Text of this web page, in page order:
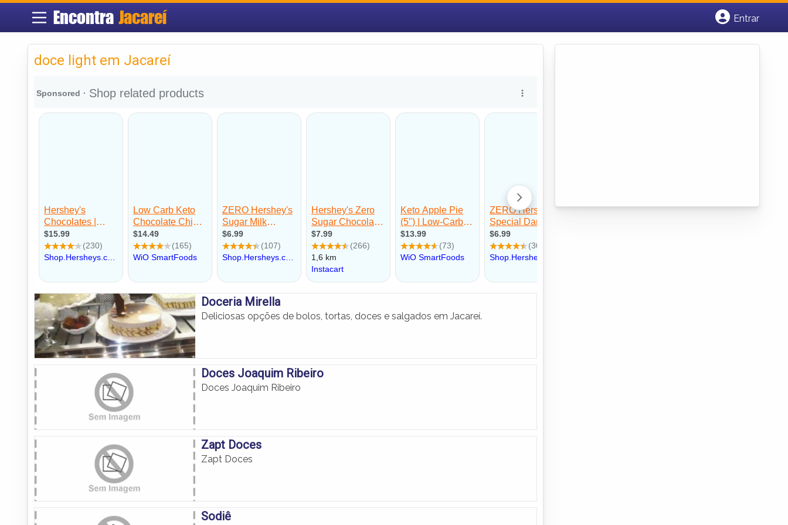
Encontra Jacareí
Entrar
doce light em Jacareí
Doceria Mirella
Deliciosas opções de bolos, tortas, doces e salgados em Jacareí.
Doces Joaquim Ribeiro
Doces Joaquim Ribeiro
Zapt Doces
Zapt Doces
Sodiê